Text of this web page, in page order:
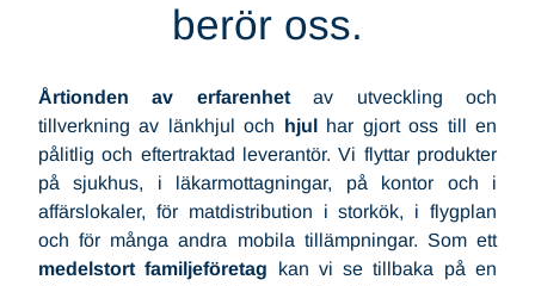
berör oss.
Årtionden av erfarenhetav utveckling och
tillverkning av länkhjul och hjulhar gjort oss till en
pålitlig och eftertraktad leverantör. Vi flyttar produkter
på sjukhus, i läkarmottagningar, på kontor och i
affärslokaler, för matdistribution i storkök, i flygplan
och för många andra mobila tillämpningar. Som ett
medelstort familjeföretag kan vi se tillbaka på en